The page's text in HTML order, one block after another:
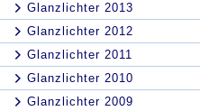
Glanzlichter 2013
Glanzlichter 2012
Glanzlichter 2011
Glanzlichter 2010
Glanzlichter 2009